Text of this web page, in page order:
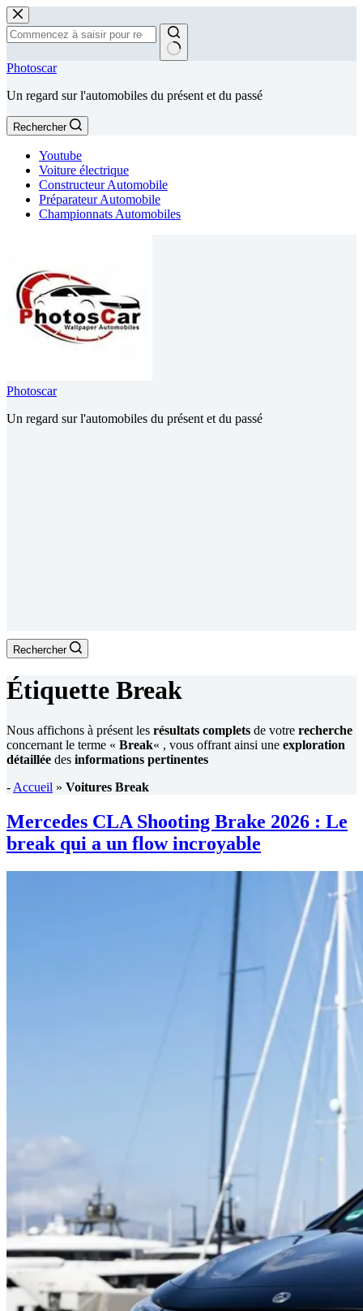
Passer
au
contenu
Aucun
Photoscar
Un regard sur l'automobiles du présent et du passé
Rechercher
Youtube
Voiture électrique
Constructeur Automobile
Préparateur Automobile
Championnats Automobiles
Photoscar
Un regard sur l'automobiles du présent et du passé
Rechercher
Étiquette Break
Nous affichons à présent les résultats complets de votre recherche
concernant le terme « Break« , vous offrant ainsi une exploration
détaillée des informations pertinentes
- Accueil » Voitures Break
Mercedes CLA Shooting Brake 2026 : Le
break qui a un flow incroyable